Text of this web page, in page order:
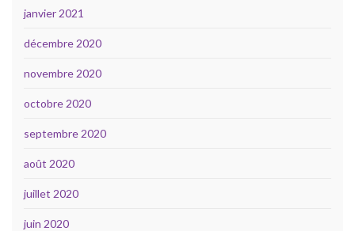
janvier 2021
décembre 2020
novembre 2020
octobre 2020
septembre 2020
août 2020
juillet 2020
juin 2020